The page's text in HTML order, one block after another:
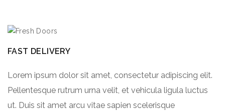
FAST DELIVERY
Lorem ipsum dolor sit amet, consectetur adipiscing elit.
Pellentesque rutrum urna velit, et vehicula ligula luctus
ut. Duis sit amet arcu vitae sapien scelerisque